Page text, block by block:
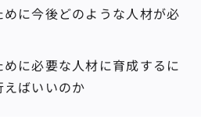
に今後どのような人材が必
に必要な人材に育成するに
ばいいのか